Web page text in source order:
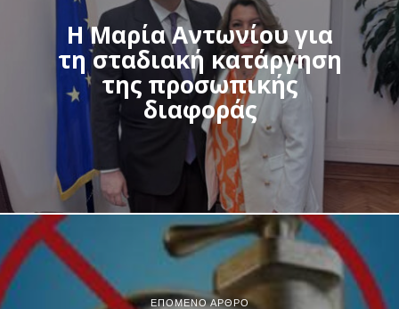
Η Μαρία Αντωνίου για
τη σταδιακή κατάργηση
της προσωπικής
διαφοράς
ΕΠΌΜΕΝΟ ΆΡΘΡΟ